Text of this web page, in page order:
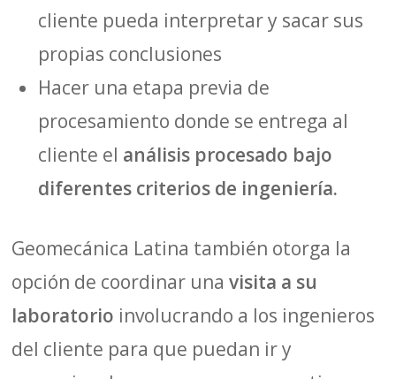
cliente pueda interpretar y sacar sus
propias conclusiones
Hacer una etapa previa de
procesamiento donde se entrega al
cliente el análisis procesado bajo
diferentes criterios de ingeniería.
Geomecánica Latina también otorga la
opción de coordinar unavisita a su
laboratorio involucrando a los ingenieros
del cliente para que puedan ir y